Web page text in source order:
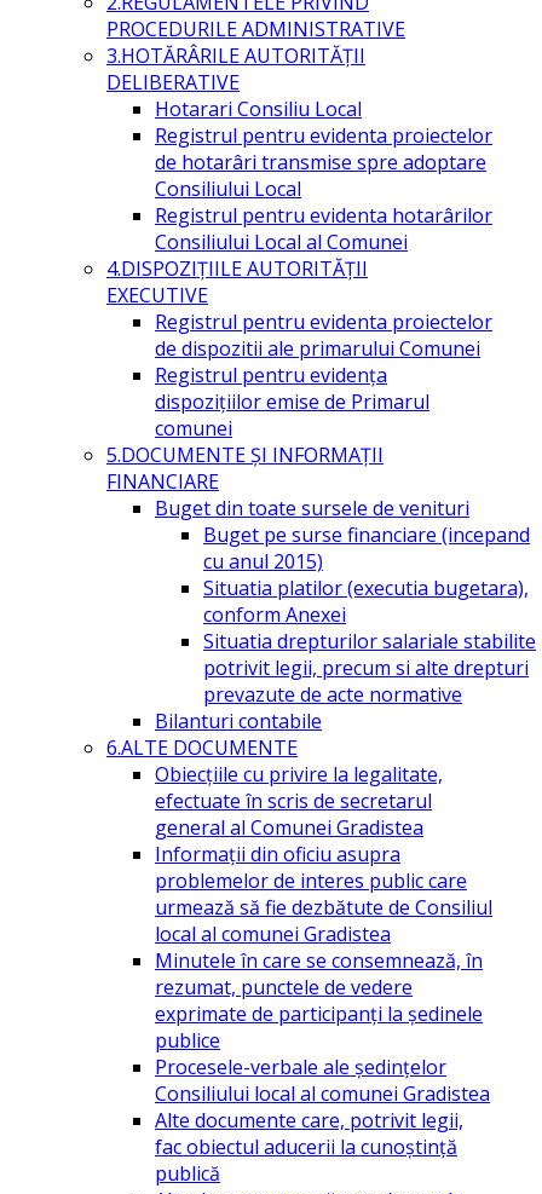
PROCEDURILE ADMINISTRATIVE
3.HOTĂRÂRILE AUTORITĂŢII
DELIBERATIVE
Hotarari Consiliu Local
Registrul pentru evidenta proiectelor
de hotarâri transmise spre adoptare
Consiliului Local
Registrul pentru evidenta hotarârilor
Consiliului Local al Comunei
4.DISPOZIŢIILE AUTORITĂŢII
EXECUTIVE
Registrul pentru evidenta proiectelor
de dispozitii ale primarului Comunei
Registrul pentru evidența
dispozițiilor emise de Primarul
comunei
5.DOCUMENTE ŞI INFORMAŢII
FINANCIARE
Buget din toate sursele de venituri
Buget pe surse financiare (incepand
cu anul 2015)
Situatia platilor (executia bugetara),
conform Anexei
Situatia drepturilor salariale stabilite
potrivit legii, precum si alte drepturi
prevazute de acte normative
Bilanturi contabile
6.ALTE DOCUMENTE
Obiecțiile cu privire la legalitate,
efectuate în scris de secretarul
general al Comunei Gradistea
Informații din oficiu asupra
problemelor de interes public care
urmează să fie dezbătute de Consiliul
local al comunei Gradistea
Minutele în care se consemnează, în
rezumat, punctele de vedere
exprimate de participanți la ședinele
publice
Procesele-verbale ale ședințelor
Consiliului local al comunei Gradistea
Alte documente care, potrivit legii,
fac obiectul aducerii la cunoștință
publică